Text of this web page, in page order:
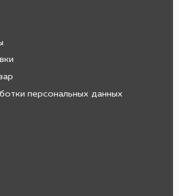
персональных данных